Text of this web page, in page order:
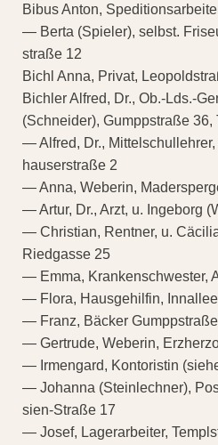
Bibus Anton,
— Berta (Spieler), selbst.
straße 12
Bichl Anna, Privat,
Bichler Alfred, Dr., Ob.-Lds.-
(Schneider), Gumppstraße 36,
— Alfred, Dr.,
hauserstraße 2
— Anna, Weberin,
— Artur, Dr., Arzt, u. Ingeborg
— Christian, Rentner, u.
Riedgasse 25
— Emma, Krankenschwester,
— Flora, Hausgehilfin,
— Franz, Bäcker
— Gertrude, Weberin,
— Irmengard, Kontoristin
— Johanna (Steinlechner),
sien-Straße 17
— Josef, Lagerarbeiter,